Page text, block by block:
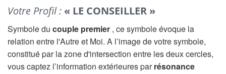
Votre Profil : « LE CONSEILLER »
Symbole du couple premier , ce symbole évoque la
relation entre l'Autre et Moi. A l’image de votre symbole,
constitué par la zone d'intersection entre les deux cercles,
vous captez l’information extérieures parrésonance